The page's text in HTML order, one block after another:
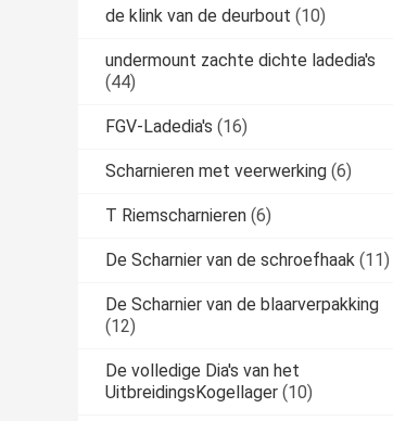
de klink van de deurbout (10)
undermount zachte dichte ladedia's
(44)
FGV-Ladedia's (16)
Scharnieren met veerwerking (6)
T Riemscharnieren (6)
De Scharnier van de schroefhaak (11)
De Scharnier van de blaarverpakking
(12)
De volledige Dia's van het
UitbreidingsKogellager (10)